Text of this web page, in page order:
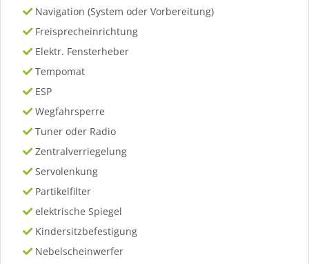
Navigation (System oder Vorbereitung)
Freisprecheinrichtung
Elektr. Fensterheber
Tempomat
ESP
Wegfahrsperre
Tuner oder Radio
Zentralverriegelung
Servolenkung
Partikelfilter
elektrische Spiegel
Kindersitzbefestigung
Nebelscheinwerfer